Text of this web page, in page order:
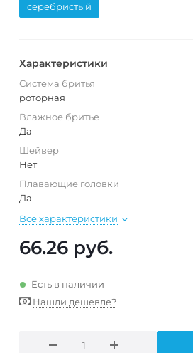
серебристый
Характеристики
Система бритья
роторная
Влажное бритье
Да
Шейвер
Нет
Плавающие головки
Да
Все характеристики
66.26 руб.
Есть в наличии
Нашли дешевле?